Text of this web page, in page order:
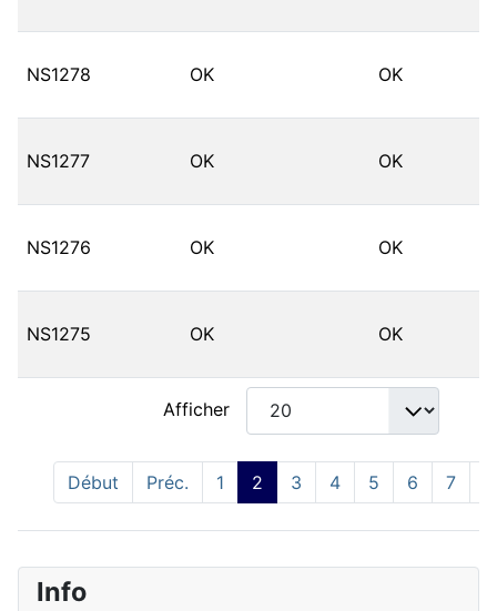
Info
Afficher
Début Préc. 1 2 3 4 5 6 7
NS1278 OK OK
NS1277 OK OK
NS1276 OK OK
NS1275 OK OK